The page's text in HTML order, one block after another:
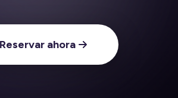
Reservar ahora